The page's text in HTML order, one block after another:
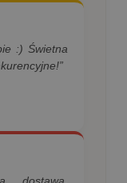
:) Świetna